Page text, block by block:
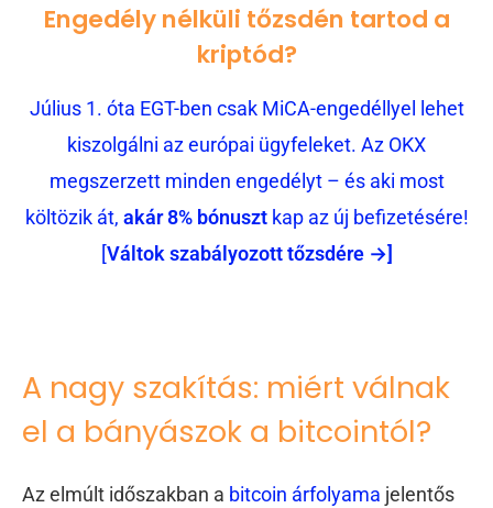
Engedély nélküli tőzsdén tartod a
kriptód?
Július 1. óta EGT-ben csak MiCA-engedéllyel lehet
kiszolgálni az európai ügyfeleket. Az OKX
megszerzett minden engedélyt – és aki most
költözik át, akár 8% bónusztkap az új befizetésére!
[Váltok szabályozott tőzsdére →]
A nagy szakítás: miért válnak
el a bányászok a bitcointól?
Az elmúlt időszakban a bitcoin árfolyama jelentős